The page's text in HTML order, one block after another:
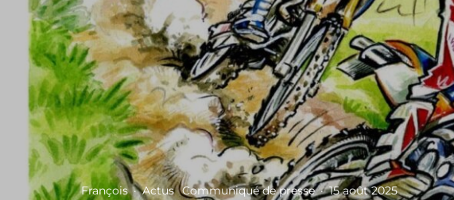
François · Actus Communiqué de presse · 15 août 2025